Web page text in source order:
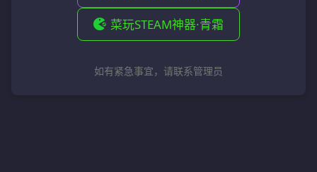
菜玩STEAM神器·青霜
如有紧急事宜，请联系管理员